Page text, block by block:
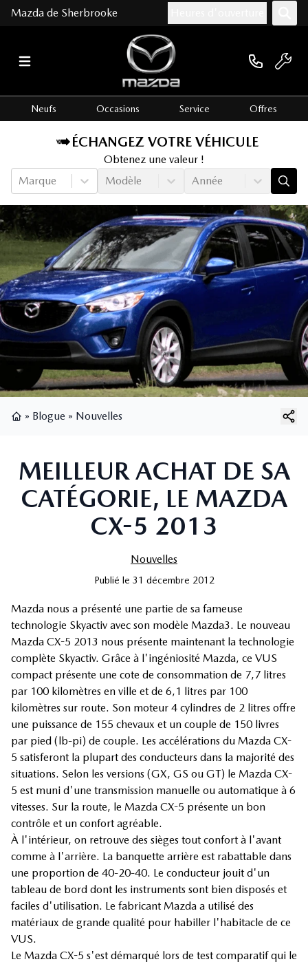
Mazda de Sherbrooke
Neufs Occasions Service Offres
ÉCHANGEZ VOTRE VÉHICULE
Obtenez une valeur !
Marque
Modèle Année
» Blogue » Nouvelles
MEILLEUR ACHAT DE SA
CATÉGORIE, LE MAZDA
CX-5 2013
Nouvelles
Publié le 31 décembre 2012
Mazda nous a présenté une partie de sa fameuse
technologie Skyactiv avec son modèle Mazda3. Le nouveau
Mazda CX-5 2013 nous présente maintenant la technologie
complète Skyactiv. Grâce à l'ingéniosité Mazda, ce VUS
compact présente une cote de consommation de 7,7 litres
par 100 kilomètres en ville et de 6,1 litres par 100
kilomètres sur route. Son moteur 4 cylindres de 2 litres offre
une puissance de 155 chevaux et un couple de 150 livres
par pied (lb-pi) de couple. Les accélérations du Mazda CX-
5 satisferont la plupart des conducteurs dans la majorité des
situations. Selon les versions (GX, GS ou GT) le Mazda CX-
5 est muni d'une transmission manuelle ou automatique à 6
vitesses. Sur la route, le Mazda CX-5 présente un bon
contrôle et un confort agréable.
À l'intérieur, on retrouve des sièges tout confort à l'avant
comme à l'arrière. La banquette arrière est rabattable dans
une proportion de 40-20-40. Le conducteur jouit d'un
tableau de bord dont les instruments sont bien disposés et
faciles d'utilisation. Le fabricant Mazda a utilisé des
matériaux de grande qualité pour habiller l'habitacle de ce
VUS.
Le Mazda CX-5 s'est démarqué lors de test comparatif qui le